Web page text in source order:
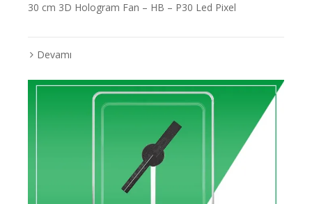
30 cm 3D Hologram Fan – HB – P30 Led Pixel
Devamı